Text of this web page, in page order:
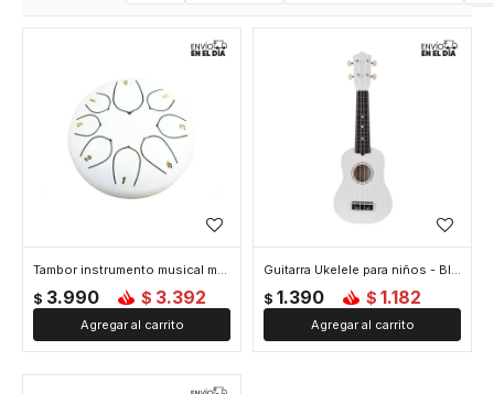
Tambor instrumento musical mediano - Blanco
$ 3.990 $ 3.392
Guitarra Ukelele para niños - Blanco
$ 1.390 $ 1.182